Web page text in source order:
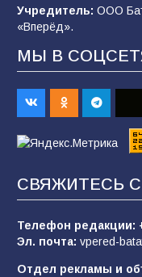
«Пургу нести —
заявления о
заявления
отчаяние, а не
80
Учредитель: ООО
«Вперёд».
МЫ В
СВЯЖИТЕСЬ
Телефон редакции:
Эл. почта: vpered-
Отдел рекламы и